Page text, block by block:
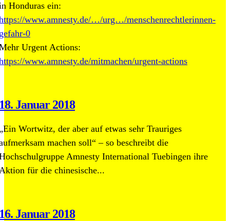
Honduras ein:
www.amnesty.de/…/urg…/menschenrechtlerinnen-
0
Urgent Actions:
www.amnesty.de/mitmachen/urgent-actions
Januar 2018
Wortwitz, der aber auf etwas sehr Trauriges
machen soll“ – so beschreibt die
Amnesty International Tuebingen ihre
für die chinesische...
Januar 2018